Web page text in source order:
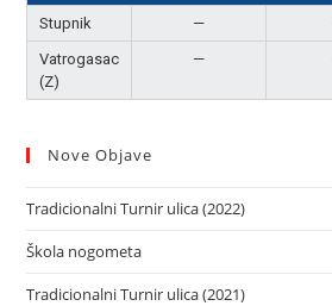
Stupnik —
Vatrogasac
(Z)
—
Nove Objave
Tradicionalni Turnir ulica (2022)
Škola nogometa
Tradicionalni Turnir ulica (2021)